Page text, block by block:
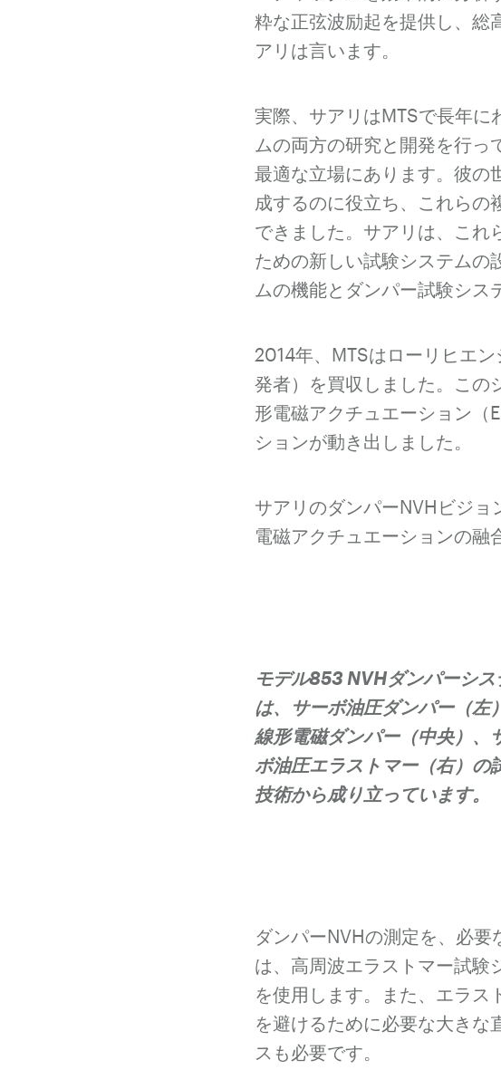
粋な正弦波励起を提供し、総
アリは言います。
実際、サアリはMTSで長年に
ムの両方の研究と開発を行っ
最適な立場にあります。彼の
成するのに役立ち、これらの
できました。サアリは、これ
ための新しい試験システムの
ムの機能とダンパー試験シス
2014年、MTSはローリヒエ
発者）を買収しました。この
形電磁アクチュエーション（
ションが動き出しました。
サアリのダンパーNVHビジョ
電磁アクチュエーションの融
モデル853 NVHダンパーシス
は、サーボ油圧ダンパー（左
線形電磁ダンパー（中央）、
ボ油圧エラストマー（右）の
技術から成り立っています。
ダンパーNVHの測定を、必
は、高周波エラストマー試験
を使用します。また、エラス
を避けるために必要な大きな
スも必要です。